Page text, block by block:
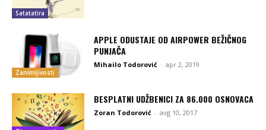
Satatatira
Zanimljivosti
APPLE ODUSTAJE OD AIRPOWER BEŽIČNOG
PUNJAČA
Mihailo Todorović - apr 2, 2019
BESPLATNI UDŽBENICI ZA 86.000 OSNOVACA
Zoran Todorović - avg 10, 2017